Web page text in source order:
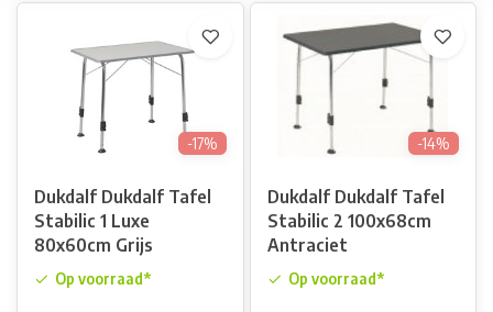
-17%
Dukdalf Dukdalf Tafel
Stabilic 1 Luxe
80x60cm Grijs
Op voorraad*
-14%
Dukdalf Dukdalf Tafel
Stabilic 2 100x68cm
Antraciet
Op voorraad*